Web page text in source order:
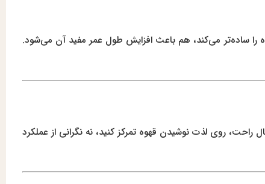
را ساده‌تر می‌کند، هم باعث افزایش طول عمر مفید آن می‌شود.
روی لذت نوشیدن قهوه تمرکز کنید، نه نگرانی از عملکرد